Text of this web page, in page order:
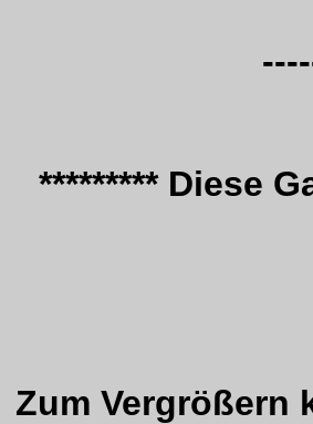
********* Diese
Zum Vergrößern